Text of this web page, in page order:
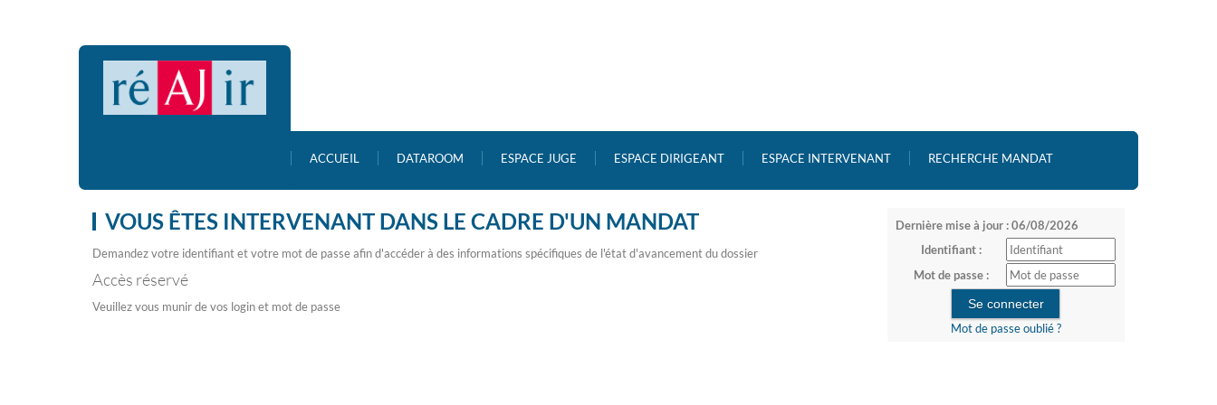
ACCUEIL DATAROOM ESPACE JUGE ESPACE DIRIGEANT ESPACE INTERVENANT RECHERCHE MANDAT
Dernière mise à jour : 06/08/2026
Identifiant :
Mot de passe :
Mot de passe oublié ?
VOUS ÊTES INTERVENANT DANS LE CADRE D'UN MANDAT
Demandez votre identifiant et votre mot de passe afin d'accéder à des informations spécifiques de l'état d'avancement du dossier
Accès réservé
Veuillez vous munir de vos login et mot de passe